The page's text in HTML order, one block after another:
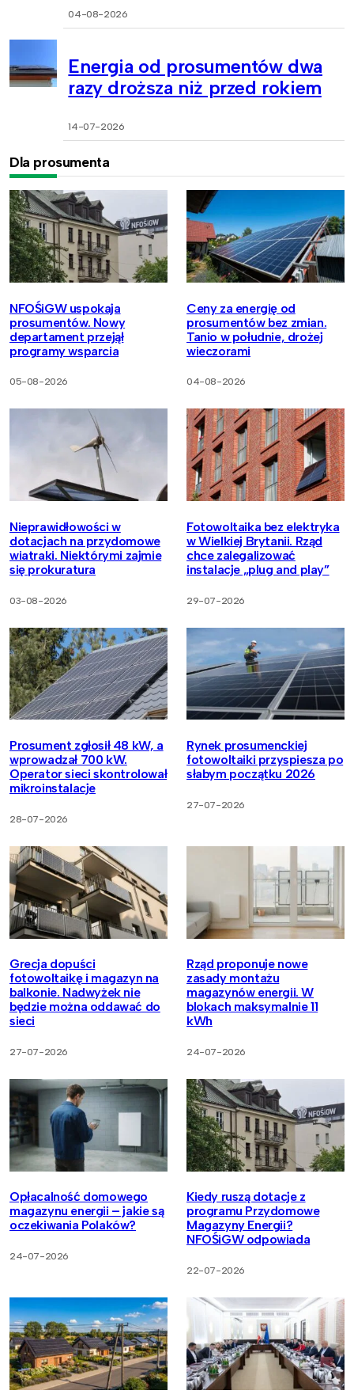
04-08-2026
Energia od prosumentów dwa
razy droższa niż przed rokiem
14-07-2026
Dla prosumenta
NFOŚiGW uspokaja
prosumentów. Nowy
departament przejął
programy wsparcia
05-08-2026
Ceny za energię od
prosumentów bez zmian.
Tanio w południe, drożej
wieczorami
04-08-2026
Nieprawidłowości w
dotacjach na przydomowe
wiatraki. Niektórymi zajmie
się prokuratura
03-08-2026
Fotowoltaika bez elektryka
w Wielkiej Brytanii. Rząd
chce zalegalizować
instalacje „plug and play”
29-07-2026
Prosument zgłosił 48 kW, a
wprowadzał 700 kW.
Operator sieci skontrolował
mikroinstalacje
28-07-2026
Rynek prosumenckiej
fotowoltaiki przyspiesza po
słabym początku 2026
27-07-2026
Grecja dopuści
fotowoltaikę i magazyn na
balkonie. Nadwyżek nie
będzie można oddawać do
sieci
27-07-2026
Rząd proponuje nowe
zasady montażu
magazynów energii. W
blokach maksymalnie 11
kWh
24-07-2026
Opłacalność domowego
magazynu energii – jakie są
oczekiwania Polaków?
24-07-2026
Kiedy ruszą dotacje z
programu Przydomowe
Magazyny Energii?
NFOŚiGW odpowiada
22-07-2026